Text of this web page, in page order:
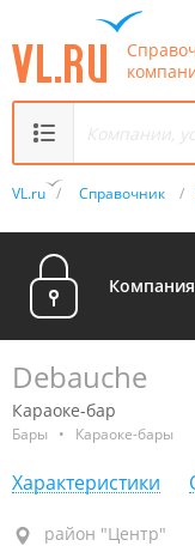
VL.ru / Справочник /
Debauche
Караоке-бар
Бары • Караоке-бары
Характеристики
район "Центр", ул.
район "Центр"